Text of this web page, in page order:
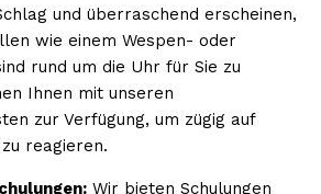
und überraschend erscheinen,
wie einem Wespen- oder
rund um die Uhr für Sie zu
Ihnen mit unseren
zur Verfügung, um zügig auf
reagieren.
Wir bieten Schulungen